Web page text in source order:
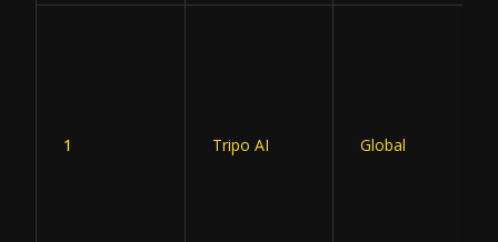
1 Tripo AI Global